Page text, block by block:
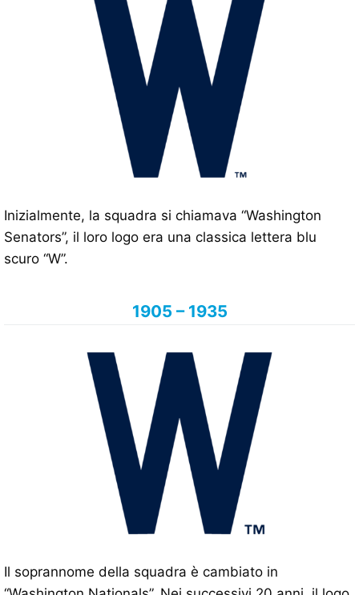
Inizialmente, la squadra si chiamava “Washington
Senators”, il loro logo era una classica lettera blu
scuro “W”.
1905 – 1935
Il soprannome della squadra è cambiato in